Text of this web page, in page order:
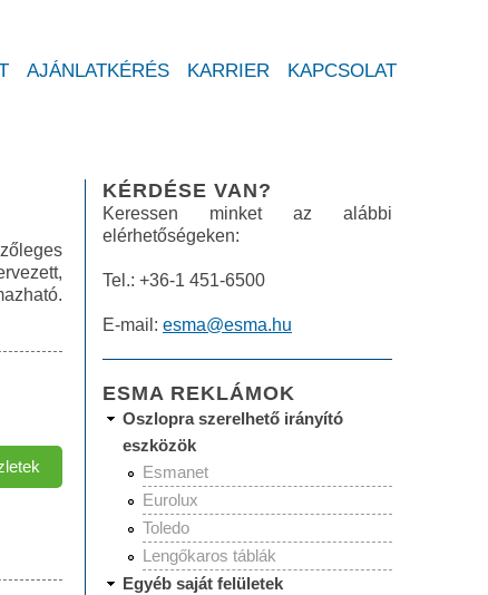
AJÁNLATKÉRÉS KARRIER KAPCSOLAT
Tartalommal
Kapcsolatosan
KÉRDÉSE VAN?
Keressen minket az alábbi
elérhetőségeken:
Tel.: +36-1 451-6500
E-mail: esma@esma.hu
ESMA REKLÁMOK
Oszlopra szerelhető irányító
eszközök
Esmanet
Eurolux
Toledo
Lengőkaros táblák
Egyéb saját felületek